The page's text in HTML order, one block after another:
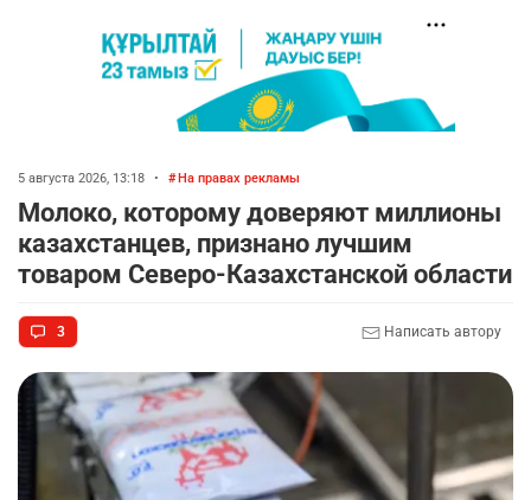
5 августа 2026, 13:18 • На правах рекламы
Молоко, которому доверяют миллионы
казахстанцев, признано лучшим
товаром Северо-Казахстанской области
3 Написать автору